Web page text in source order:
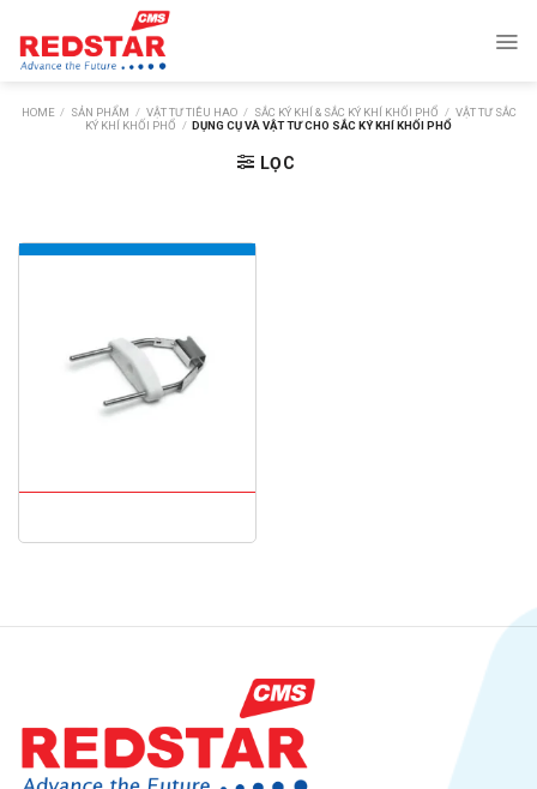
content
HOME / SẢN PHẨM / VẬT TƯ TIÊU HAO / SẮC KÝ KHÍ & SẮC KÝ KHÍ KHỐI PHỔ / VẬT TƯ SẮC
KÝ KHÍ KHỐI PHỔ / DỤNG CỤ VÀ VẬT TƯ CHO SẮC KÝ KHÍ KHỐI PHỔ
LỌC